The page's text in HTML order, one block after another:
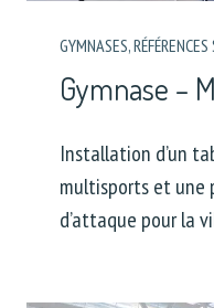
GYMNASES,
Gymnase –
Installation d’un
multisports et une
d’attaque pour la